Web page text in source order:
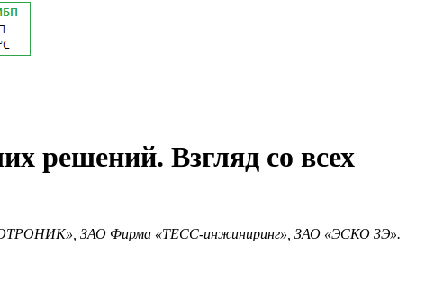
решений. Взгляд со всех
ЗАО Фирма «ТЕСС-инжиниринг», ЗАО «ЭСКО 3Э».